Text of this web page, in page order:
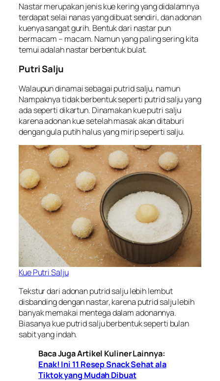
Nastar merupakan jenis kue kering yang didalamnya
terdapat selai nanas yang dibuat sendiri, dan adonan
kuenya sangat gurih. Bentuk dari nastar pun
bermacam – macam. Namun yang paling sering kita
temui adalah nastar berbentuk bulat.
Putri Salju
Walaupun dinamai sebagai putrid salju, namun
Nampaknya tidak berbentuk seperti putrid salju yang
ada seperti dikartun. Dinamakan kue putri salju
karena adonan kue setelah masak akan ditaburi
dengan gula putih halus yang mirip seperti salju.
Kue Putri Salju
Tekstur dari adonan putrid salju lebih lembut
disbanding dengan nastar, karena putrid salju lebih
banyak memakai mentega dalam adonannya.
Biasanya kue putrid salju berbentuk seperti bulan
sabit yang indah.
Baca Juga Artikel Kuliner Lainnya:
Enak! Ini 11 Resep Snack Sehat ala
Tiktok yang Mudah Dibuat